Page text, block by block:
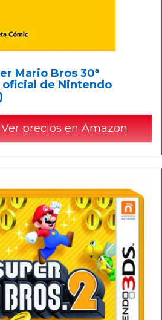
Mario Bros 30ª
de Nintendo
precios en Amazon